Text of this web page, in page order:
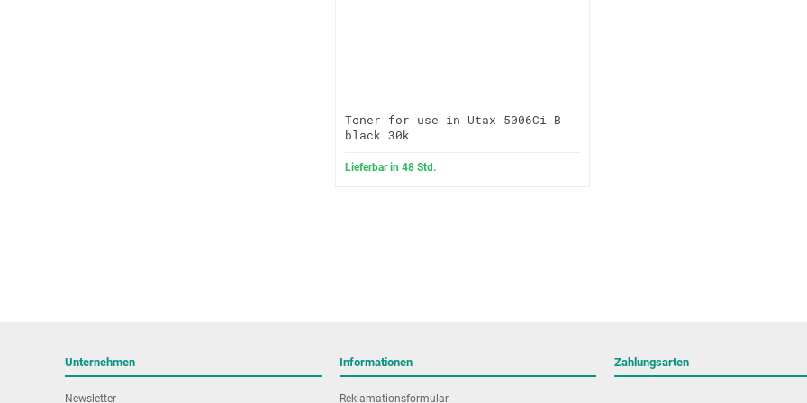
Toner for use in Utax 5006Ci B
black 30k
Lieferbar in 48 Std.
Unternehmen
Newsletter
Informationen
Reklamationsformular
Zahlungsarten